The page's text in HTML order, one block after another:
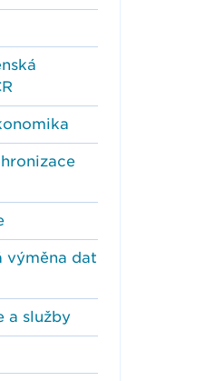
výměna dat
a služby